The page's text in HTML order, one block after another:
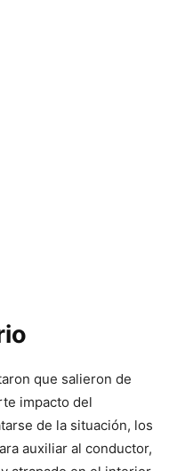
que salieron de
impacto del
de la situación, los
auxiliar al conductor,